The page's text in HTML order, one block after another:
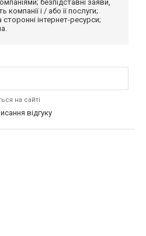
безпідставні заяви,
і / або її послуги;
інтернет-ресурси;
на сайті
відгуку